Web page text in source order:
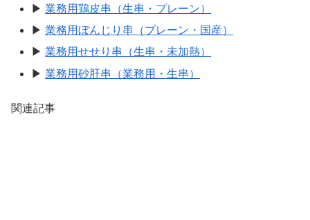
▶業務用鶏皮串（生串・プレーン）
▶業務用ぼんじり串（プレーン・国産）
▶業務用せせり串（生串・未加熱）
▶業務用砂肝串（業務用・生串）
関連記事